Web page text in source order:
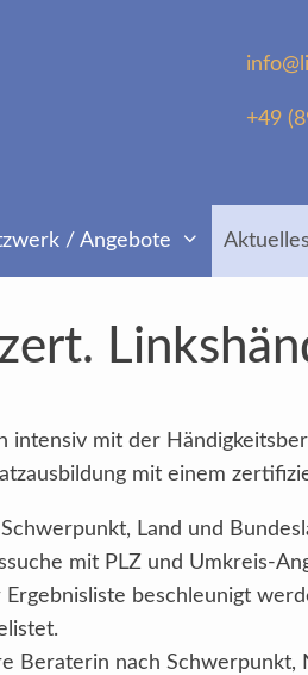
+49
/ Angebote Aktuelles
intensiv mit der
mit einem
Land und
mit PLZ und Umkreis-
beschleunigt
Beraterin nach Schwerpunkt,